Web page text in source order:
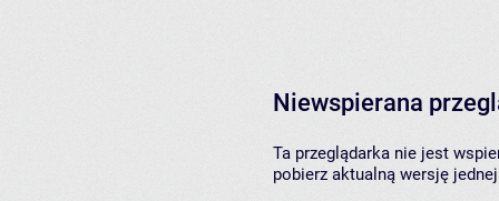
Niewspierana
Ta przeglądarka nie jest
pobierz aktualną wersję